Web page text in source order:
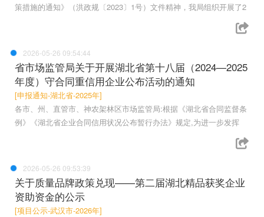
策措施的通知》（洪政规〔2023〕1号）文件精神，我局组织开展了2
2026-05-26 09:54:44
省市场监管局关于开展湖北省第十八届（2024—2025
年度）守合同重信用企业公布活动的通知
[申报通知-湖北省-2025年]
各市、州、直管市、神农架林区市场监管局:根据《湖北省合同监督条
例》《湖北省企业合同信用状况公布暂行办法》规定,为进一步发挥
2026-05-26 09:53:39
关于质量品牌政策兑现——第二届湖北精品获奖企业
资助资金的公示
[项目公示-武汉市-2026年]